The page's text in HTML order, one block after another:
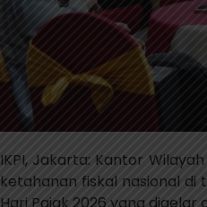
IKPI, Jakarta: Kantor
ketahanan fiskal nasional di